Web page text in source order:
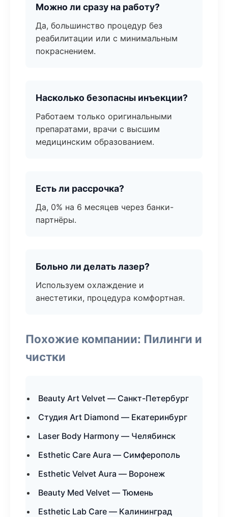
Можно ли сразу на работу?
Да, большинство процедур без
реабилитации или с минимальным
покраснением.
Насколько безопасны инъекции?
Работаем только оригинальными
препаратами, врачи с высшим
медицинским образованием.
Есть ли рассрочка?
Да, 0% на 6 месяцев через банки-
партнёры.
Больно ли делать лазер?
Используем охлаждение и
анестетики, процедура комфортная.
Похожие компании: Пилинги и
чистки
Beauty Art Velvet — Санкт-Петербург
Студия Art Diamond — Екатеринбург
Laser Body Harmony — Челябинск
Esthetic Care Aura — Симферополь
Esthetic Velvet Aura — Воронеж
Beauty Med Velvet — Тюмень
Esthetic Lab Care — Калининград